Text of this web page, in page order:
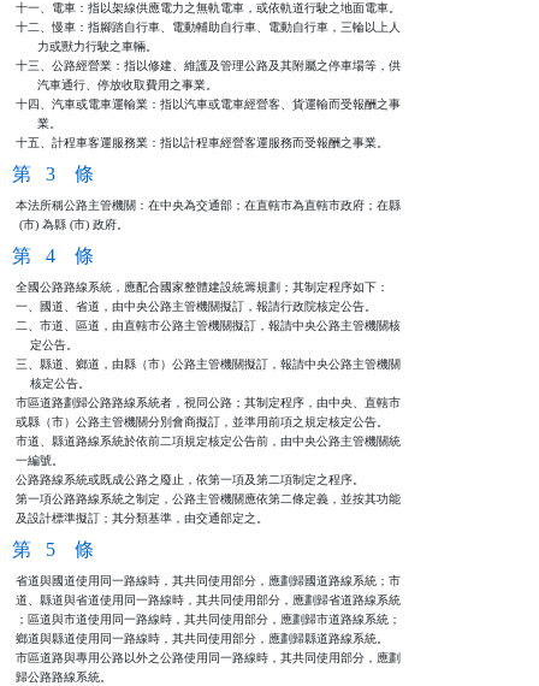
十一、電車：指以架線供應電力之無軌電車，或依軌道行駛之地面電車。
十二、慢車：指腳踏自行車、電動輔助自行車、電動自行車，三輪以上人
      力或獸力行駛之車輛。
十三、公路經營業：指以修建、維護及管理公路及其附屬之停車場等，供
      汽車通行、停放收取費用之事業。
十四、汽車或電車運輸業：指以汽車或電車經營客、貨運輸而受報酬之事
      業。
十五、計程車客運服務業：指以計程車經營客運服務而受報酬之事業。
第 3 條
本法所稱公路主管機關：在中央為交通部；在直轄市為直轄市政府；在縣
(市) 為縣 (市) 政府。
第 4 條
全國公路路線系統，應配合國家整體建設統籌規劃；其制定程序如下：
一、國道、省道，由中央公路主管機關擬訂，報請行政院核定公告。
二、市道、區道，由直轄市公路主管機關擬訂，報請中央公路主管機關核
    定公告。
三、縣道、鄉道，由縣（市）公路主管機關擬訂，報請中央公路主管機關
    核定公告。
市區道路劃歸公路路線系統者，視同公路；其制定程序，由中央、直轄市
或縣（市）公路主管機關分別會商擬訂，並準用前項之規定核定公告。
市道、縣道路線系統於依前二項規定核定公告前，由中央公路主管機關統
一編號。
公路路線系統或既成公路之廢止，依第一項及第二項制定之程序。
第一項公路路線系統之制定，公路主管機關應依第二條定義，並按其功能
及設計標準擬訂；其分類基準，由交通部定之。
第 5 條
省道與國道使用同一路線時，其共同使用部分，應劃歸國道路線系統；市
道、縣道與省道使用同一路線時，其共同使用部分，應劃歸省道路線系統
；區道與市道使用同一路線時，其共同使用部分，應劃歸市道路線系統；
鄉道與縣道使用同一路線時，其共同使用部分，應劃歸縣道路線系統。
市區道路與專用公路以外之公路使用同一路線時，其共同使用部分，應劃
歸公路路線系統。